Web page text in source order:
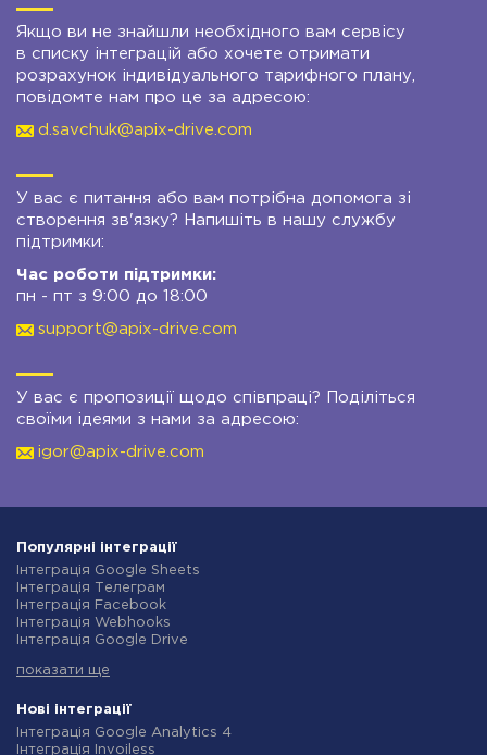
Якщо ви не знайшли необхідного вам сервісу
в списку інтеграцій або хочете отримати
розрахунок індивідуального тарифного плану,
повідомте нам про це за адресою:
d.savchuk@apix-drive.com
У вас є питання або вам потрібна допомога зі
створення зв'язку? Напишіть в нашу службу
підтримки:
Час роботи підтримки:
пн - пт з 9:00 до 18:00
support@apix-drive.com
У вас є пропозиції щодо співпраці? Поділіться
своїми ідеями з нами за адресою:
igor@apix-drive.com
Популярні інтеграції
Інтеграція Google Sheets
Інтеграція Телеграм
Інтеграція Facebook
Інтеграція Webhooks
Інтеграція Google Drive
Інтеграція Gmail
Інтеграція Rozetka
Інтеграція OpenAI (ChatGPT)
Інтеграція Binotel
показати ще
Нові інтеграції
Інтеграція Google Analytics 4
Інтеграція Invoiless